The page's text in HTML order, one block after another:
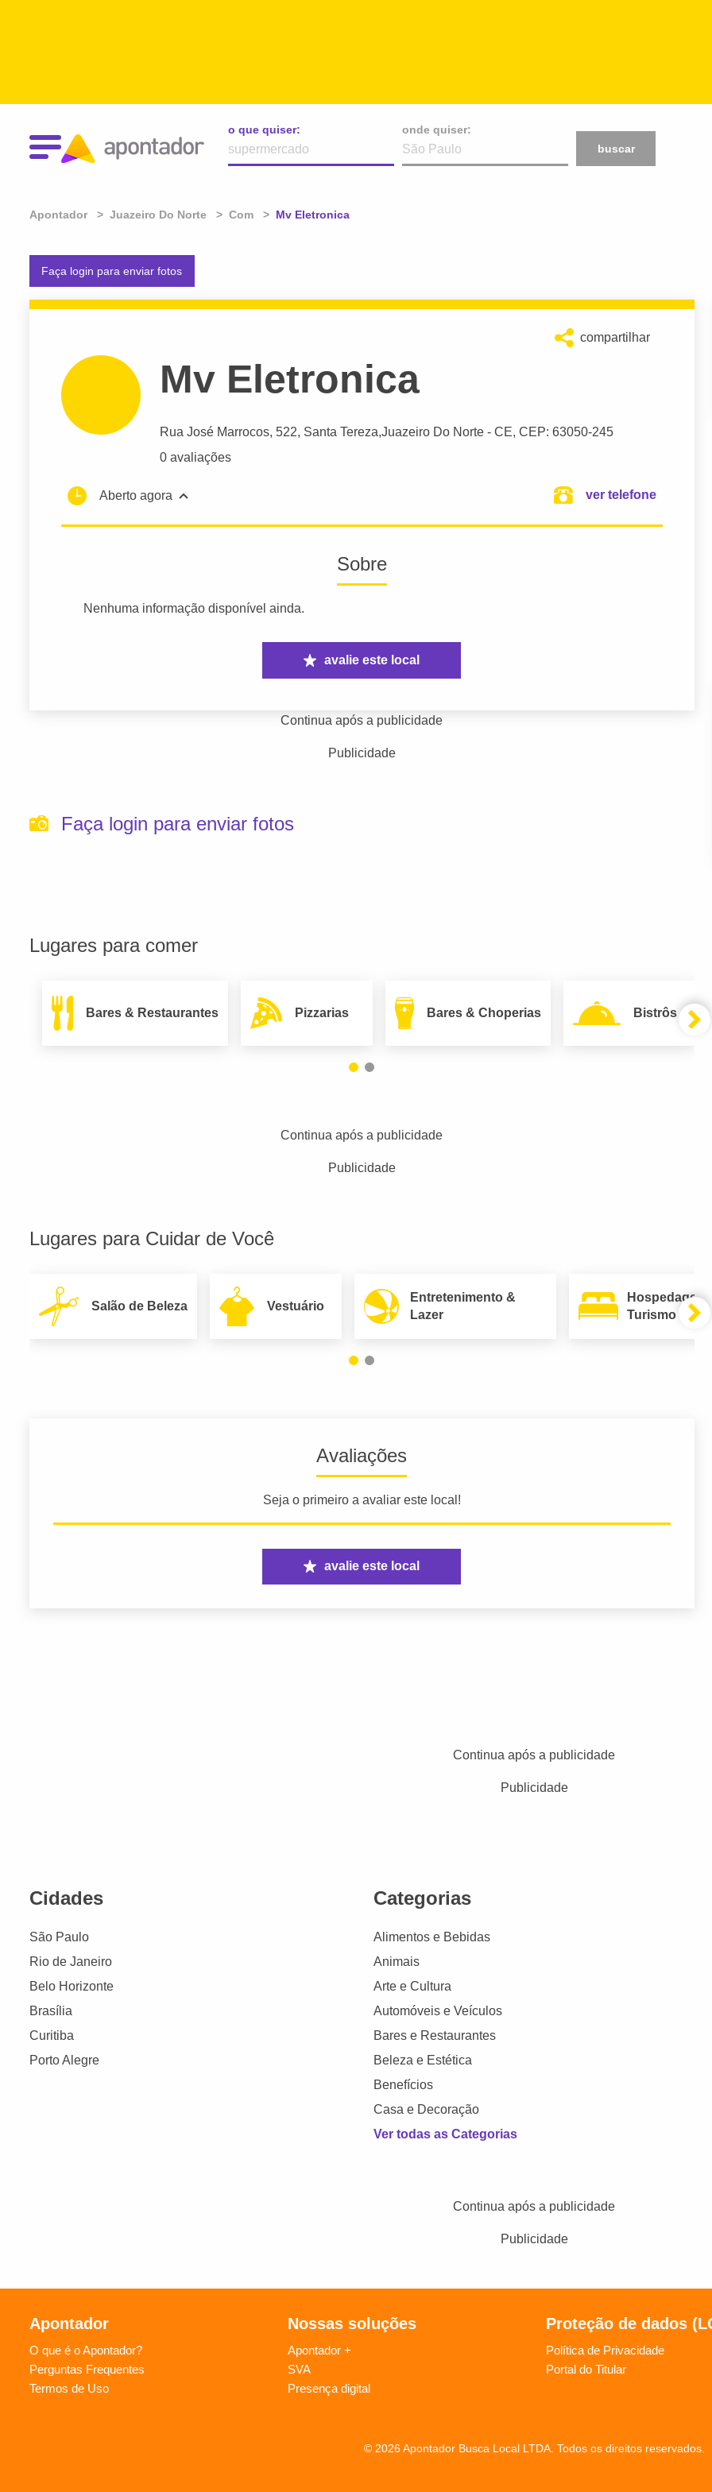
o que quiser:
onde quiser:
buscar
Apontador Juazeiro Do Norte Com Atual:
Mv Eletronica
Faça login para enviar fotos
compartilhar
Mv Eletronica
Rua José Marrocos, 522, Santa Tereza,Juazeiro Do Norte - CE, CEP: 63050-245
0 avaliações
Aberto agora ver telefone
Sobre
Nenhuma informação disponível ainda.
avalie este local
Continua após a publicidade
Publicidade
Faça login para enviar fotos
Lugares para comer
Bares & Restaurantes Pizzarias Bares & Choperias Bistrôs
Continua após a publicidade
Publicidade
Lugares para Cuidar de Você
Salão de Beleza Vestuário
Entretenimento &
Lazer
Hospedagem
Turismo
Avaliações
Seja o primeiro a avaliar este local!
avalie este local
Continua após a publicidade
Publicidade
Cidades
São Paulo
Rio de Janeiro
Belo Horizonte
Brasília
Curitiba
Porto Alegre
Categorias
Alimentos e Bebidas
Animais
Arte e Cultura
Automóveis e Veículos
Bares e Restaurantes
Beleza e Estética
Benefícios
Casa e Decoração
Ver todas as Categorias
Continua após a publicidade
Publicidade
Apontador
O que é o Apontador?
Perguntas Frequentes
Termos de Uso
Nossas soluções
Apontador +
SVA
Presença digital
Proteção de dados
Política de Privacidade
Portal do Titular
© 2026 Apontador Busca Local LTDA. Todos os direitos reservados.